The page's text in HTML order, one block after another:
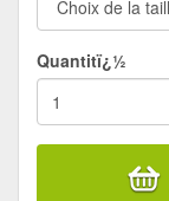
Quantitï¿½